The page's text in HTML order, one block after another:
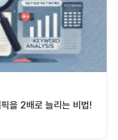
을 2배로 늘리는 비법!